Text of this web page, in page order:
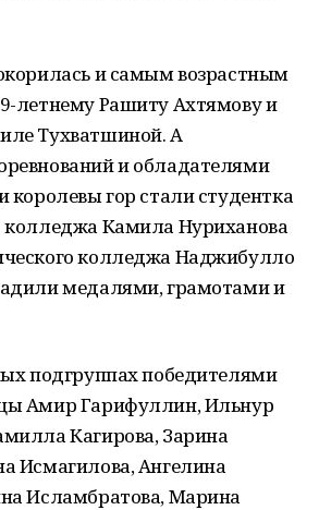
и самым возрастным
летнему Рашиту Ахтямову и
Тухватшиной. А
и обладателями
королевы гор стали студентка
колледжа Камила Нуриханова
колледжа Наджибулло
медалями, грамотами и
подгруппах победителями
Амир Гарифуллин, Ильнур
Кагирова, Зарина
Исмагилова, Ангелина
Исламбратова, Марина